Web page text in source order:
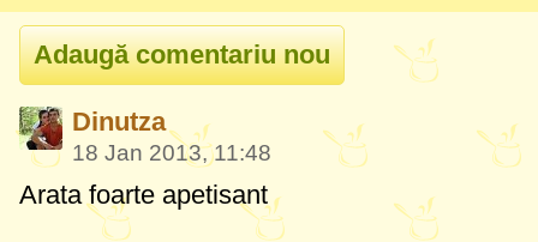
Dinutza
18 Jan 2013, 11:48
Arata foarte apetisant